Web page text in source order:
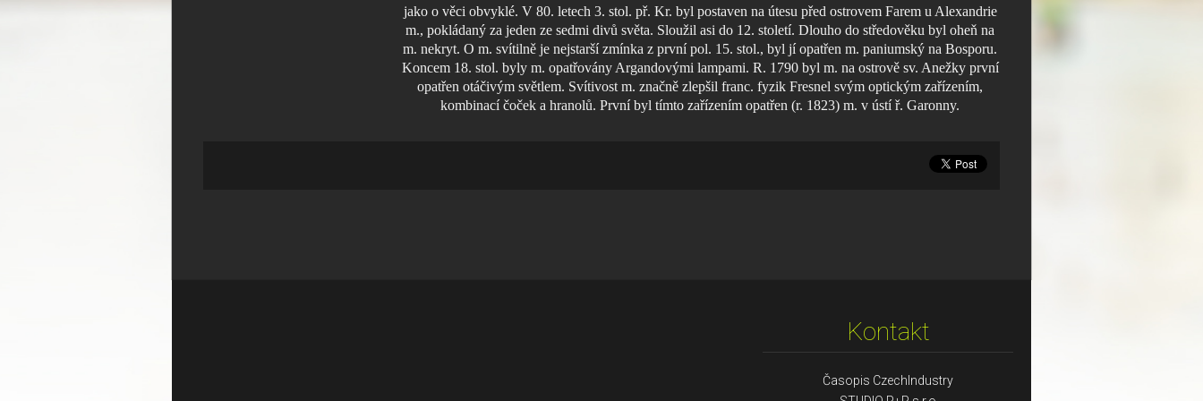
jako o věci obvyklé. V 80. letech 3. stol. př. Kr. byl postaven na útesu před ostrovem Farem u Alexandrie
m., pokládaný za jeden ze sedmi divů světa. Sloužil asi do 12. století. Dlouho do středověku byl oheň na
m. nekryt. O m. svítilně je nejstarší zmínka z první pol. 15. stol., byl jí opatřen m. paniumský na Bosporu.
Koncem 18. stol. byly m. opatřovány Argandovými lampami. R. 1790 byl m. na ostrově sv. Anežky první
opatřen otáčivým světlem. Svítivost m. značně zlepšil franc. fyzik Fresnel svým optickým zařízením,
kombinací čoček a hranolů. První byl tímto zařízením opatřen (r. 1823) m. v ústí ř. Garonny.
Kontakt
Časopis CzechIndustry